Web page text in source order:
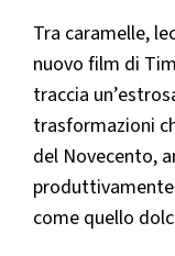
Tra caramelle,
nuovo film di
traccia
trasformazioni
del Novecento,
come quello